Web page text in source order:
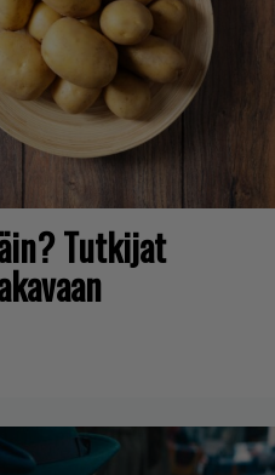
Tutkijat